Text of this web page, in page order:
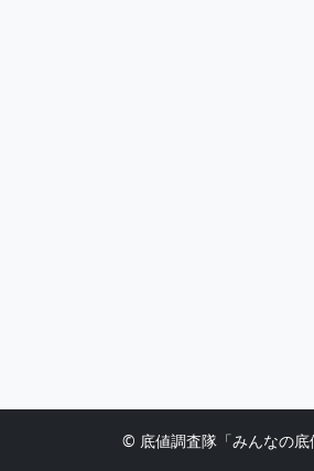
© 底値調査隊「みんなの底